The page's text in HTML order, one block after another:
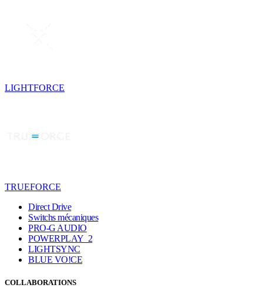
LIGHTFORCE
TRUEFORCE
Direct Drive
Switchs mécaniques
PRO-G AUDIO
POWERPLAY 2
LIGHTSYNC
BLUE VO!CE
COLLABORATIONS